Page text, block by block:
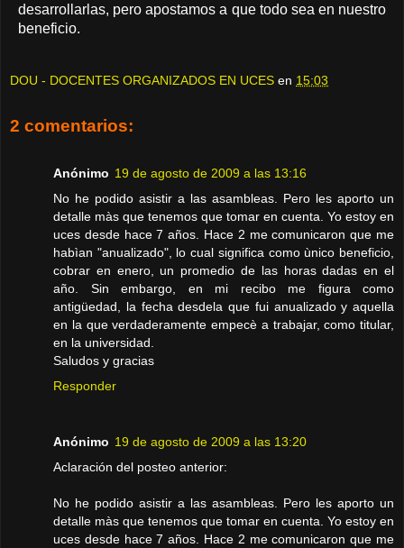
desarrollarlas, pero apostamos a que todo sea en nuestro
beneficio.
DOU - DOCENTES ORGANIZADOS EN UCES en 15:03
2 comentarios:
Anónimo 19 de agosto de 2009 a las 13:16
No he podido asistir a las asambleas. Pero les aporto un
detalle màs que tenemos que tomar en cuenta. Yo estoy en
uces desde hace 7 años. Hace 2 me comunicaron que me
habìan "anualizado", lo cual significa como ùnico beneficio,
cobrar en enero, un promedio de las horas dadas en el
año. Sin embargo, en mi recibo me figura como
antigüedad, la fecha desdela que fui anualizado y aquella
en la que verdaderamente empecè a trabajar, como titular,
en la universidad.
Saludos y gracias
Responder
Anónimo 19 de agosto de 2009 a las 13:20
Aclaración del posteo anterior:
No he podido asistir a las asambleas. Pero les aporto un
detalle màs que tenemos que tomar en cuenta. Yo estoy en
uces desde hace 7 años. Hace 2 me comunicaron que me